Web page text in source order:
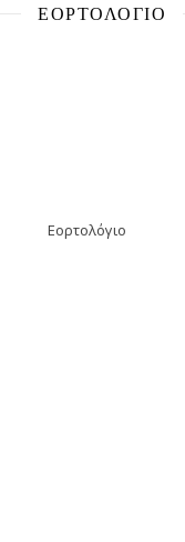
ΕΟΡΤΟΛΌΓΙΟ
Εορτολόγιο